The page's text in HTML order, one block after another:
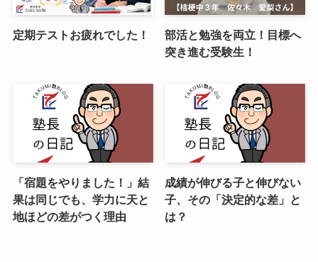
定期テストお疲れでした！
部活と勉強を両立！目標へ
突き進む受験生！
「宿題をやりました！」結
果は同じでも、学力に天と
地ほどの差がつく理由
成績が伸びる子と伸びない
子、その「決定的な差」と
は？